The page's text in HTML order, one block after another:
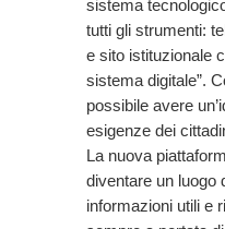
sistema
tutti gli strumenti:
e sito istituzionale
sistema digitale”.
possibile avere
esigenze dei
La nuova
diventare un luogo
informazioni utili e